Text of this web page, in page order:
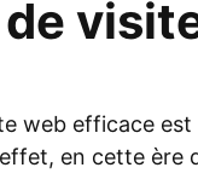
web efficace est
en cette ère